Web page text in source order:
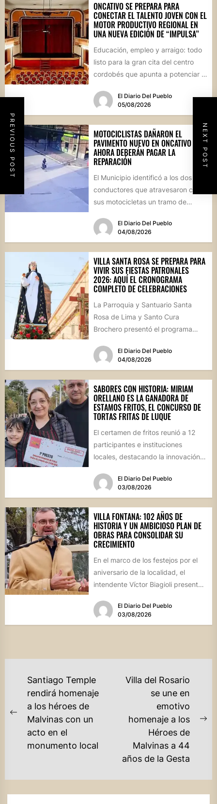
PREVIOUS POST NEXT POST
ONCATIVO SE PREPARA PARA
CONECTAR EL TALENTO JOVEN CON EL
MOTOR PRODUCTIVO REGIONAL EN
UNA NUEVA EDICIÓN DE “IMPULSA”
Educación, empleo y arraigo: todo
listo para la gran cita del centro
cordobés que apunta a potenciar el
El Diario Del Pueblo
05/08/2026
MOTOCICLISTAS DAÑARON EL
PAVIMENTO NUEVO EN ONCATIVO Y
AHORA DEBERÁN PAGAR LA
REPARACIÓN
El Municipio identificó a los dos
conductores que atravesaron con
sus motocicletas un tramo de
calle...
El Diario Del Pueblo
04/08/2026
VILLA SANTA ROSA SE PREPARA PARA
VIVIR SUS FIESTAS PATRONALES
2026: AQUÍ EL CRONOGRAMA
COMPLETO DE CELEBRACIONES
La Parroquia y Santuario Santa
Rosa de Lima y Santo Cura
Brochero presentó el programa
El Diario Del Pueblo
04/08/2026
SABORES CON HISTORIA: MIRIAM
ORELLANO ES LA GANADORA DE
ESTAMOS FRITOS, EL CONCURSO DE
TORTAS FRITAS DE LUQUE
El certamen de fritos reunió a 12
participantes e instituciones
locales, destacando la innovación
El Diario Del Pueblo
03/08/2026
VILLA FONTANA: 102 AÑOS DE
HISTORIA Y UN AMBICIOSO PLAN DE
OBRAS PARA CONSOLIDAR SU
CRECIMIENTO
En el marco de los festejos por el
aniversario de la localidad, el
intendente Víctor Biagioli presentó
El Diario Del Pueblo
03/08/2026
NAVEGACIÓN
ENTRADAS
Previous
post:
Santiago Temple
rendirá homenaje
a los héroes de
Malvinas con un
acto en el
monumento local
Villa del Rosario
se une en
emotivo
homenaje a los
Héroes de
Malvinas a 44
años de la Gesta